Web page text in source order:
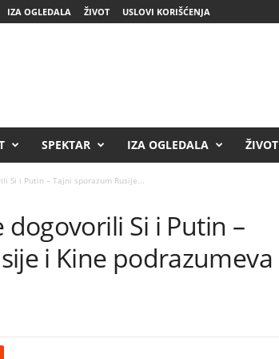
IZA OGLEDALA ŽIVOT USLOVI KORIŠĆENJA
SPEKTAR IZA OGLEDALA ŽIVOT
Si i Putin – Tajni sporazum Rusije...
Si i Putin –
i Kine podrazumeva